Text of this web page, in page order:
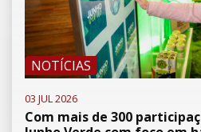
NOTÍCIAS
03 JUL 2026
Com mais de 300